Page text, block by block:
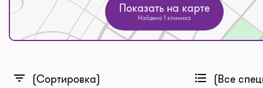
Показать на карте
Найдена 1 клиника
filter_list (Сортировка) format_list_bulleted (Все